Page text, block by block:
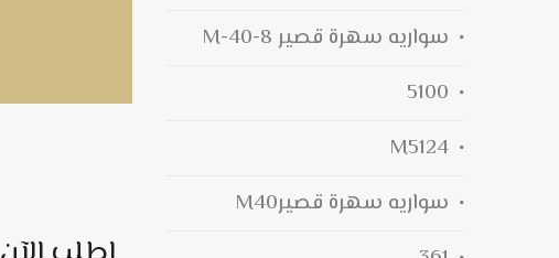
سواريه سهرة قصير M-40-8
5100
M5124
سواريه سهرة قصيرM40